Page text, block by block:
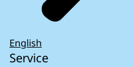
English
Service